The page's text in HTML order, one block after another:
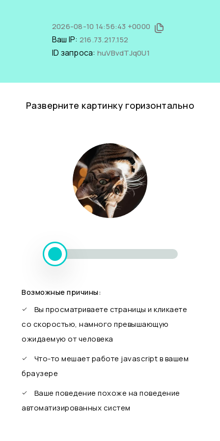
2026-08-10 14:56:43 +0000
Ваш IP: 216.73.217.152
ID запроса: huVBvdTJq0U1
Разверните картинку горизонтально
Возможные причины:
Вы просматриваете страницы и кликаете
со скоростью, намного превышающую
ожидаемую от человека
Что-то мешает работе javascript в вашем
браузере
Ваше поведение похоже на поведение
автоматизированных систем